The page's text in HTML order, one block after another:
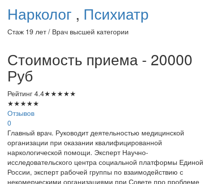
Нарколог , Психиатр
Стаж 19 лет / Врач высшей категории
Стоимость приема - 20000
Руб
Рейтинг 4.4★★★★★
★★★★★
Отзывов
0
Главный врач. Руководит деятельностью медицинской
организации при оказании квалифицированной
наркологической помощи. Эксперт Научно-
исследовательского центра социальной платформы Единой
России, эксперт рабочей группы по взаимодействию с
некомерческими организациями при Совете про проблеме